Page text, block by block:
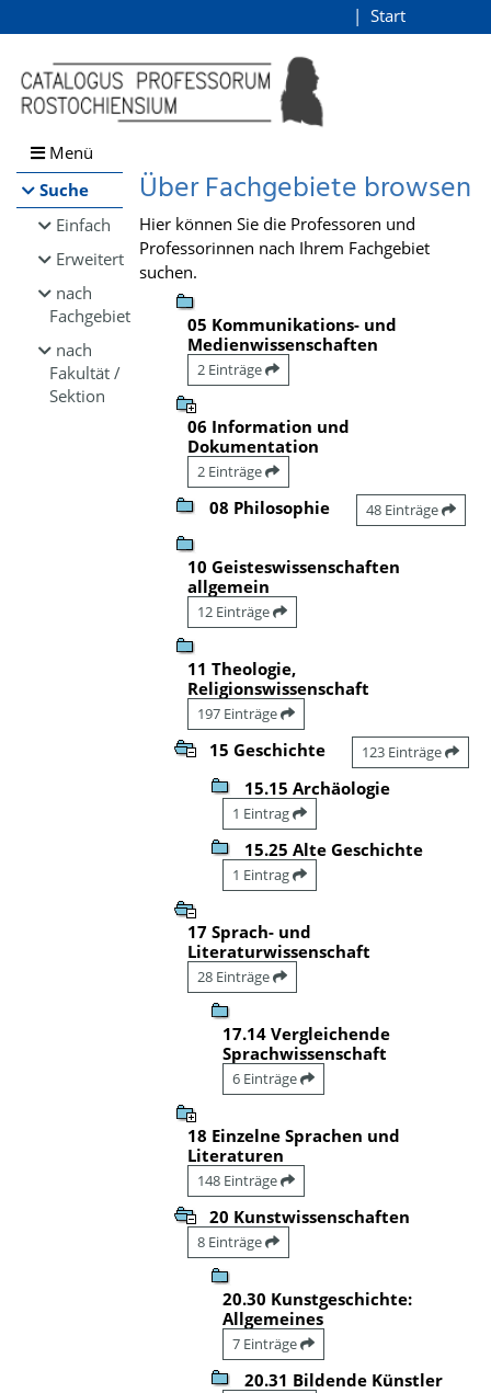
Browsen
direkt zum Inhalt
Start
Menü
Suche
Einfach
Erweitert
nach
Fachgebiet
nach
Fakultät /
Sektion
Über Fachgebiete browsen
Hier können Sie die Professoren und
Professorinnen nach Ihrem Fachgebiet
suchen.
05 Kommunikations- und
Medienwissenschaften
2 Einträge
06 Information und
Dokumentation
2 Einträge
08 Philosophie 48 Einträge
10 Geisteswissenschaften
allgemein
12 Einträge
11 Theologie,
Religionswissenschaft
197 Einträge
15 Geschichte 123 Einträge
15.15 Archäologie
1 Eintrag
15.25 Alte Geschichte
1 Eintrag
17 Sprach- und
Literaturwissenschaft
28 Einträge
17.14 Vergleichende
Sprachwissenschaft
6 Einträge
18 Einzelne Sprachen und
Literaturen
148 Einträge
20 Kunstwissenschaften
8 Einträge
20.30 Kunstgeschichte:
Allgemeines
7 Einträge
20.31 Bildende Künstler